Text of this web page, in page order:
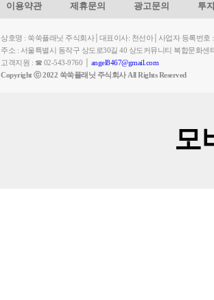
이용약관 제휴문의 광고문의 투
상호명 : 쑥쑥플래닛 주식회사│대표이사: 천선아│사업자 등록번호
주소 : 서울특별시 동작구 상도로30길 40 상도커뮤니티 복합문화
고객지원 : ☎ 02-543-9760 │ angel8467@gmail.com
Copyright ⓒ 2022 쑥쑥플래닛 주식회사 All Rights Reserved
모